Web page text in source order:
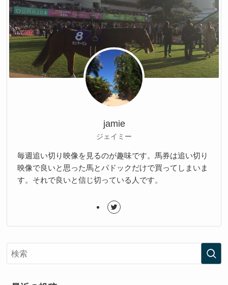
jamie
ジェイミー
毎週追い切り映像を見るのが趣味です。馬券は追い切り
映像で良いと思った馬とパドックだけで買ってしまいま
す。それで良いと信じ切っている人です。